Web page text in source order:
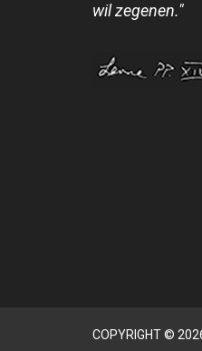
wil zegenen."
COPYRIGHT ©